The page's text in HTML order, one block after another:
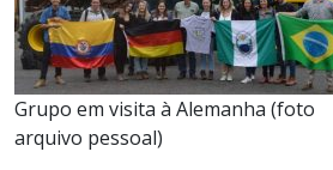
Grupo em visita à Alemanha (foto
arquivo pessoal)